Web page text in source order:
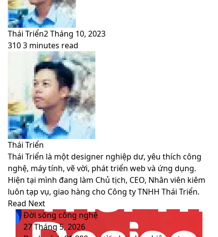
Thái Triển2 Tháng 10, 2023
3103 minutes read
Facebook
LinkedIn
Pinterest
Messenger
Messenger
WhatsApp
Telegram
Facebook
LinkedIn
Pinterest
Messenger
Messenger
WhatsApp
Telegram
Thái Triển
Thái Triển là một designer nghiệp dư, yêu thích công
nghệ, máy tính, vẽ vời, phát triển web và ứng dụng.
Hiện tại mình đang làm Chủ tịch, CEO, Nhân viên kiêm
luôn tạp vụ, giao hàng cho Công ty TNHH Thái Triển.
Website
Facebook
LinkedIn
YouTube
Read Next
Đời sống công nghệ
27 Tháng 5, 2026